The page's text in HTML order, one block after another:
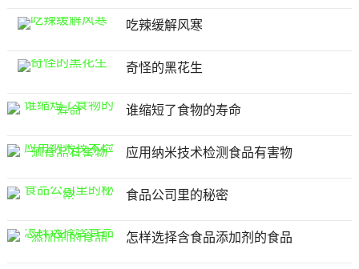
吃辣缓解风寒
奇怪的黑花生
谁缩短了食物的寿命
应用纳米技术检测食品有害物
食品公司里的秘密
怎样选择含食品添加剂的食品